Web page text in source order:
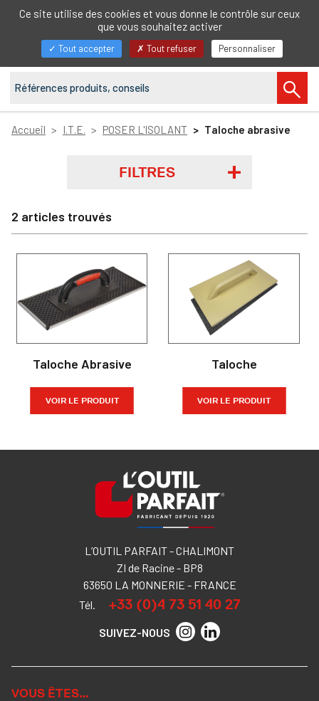
FR
Afficher/masquer
Accueil I.T.E. POSER L'ISOLANT Taloche abrasive
FILTRES
2 articles trouvés
Taloche Abrasive
VOIR LE PRODUIT
Taloche
VOIR LE PRODUIT
L’OUTIL PARFAIT - CHALIMONT
ZI de Racine - BP8
63650 LA MONNERIE - FRANCE
Tél.
+33 (0)4 73 51 40 27
SUIVEZ-NOUS
VOUS ÊTES…
Ce site utilise des cookies et vous donne le contrôle sur ceux
que vous souhaitez activer
Tout accepter Tout refuser Personnaliser